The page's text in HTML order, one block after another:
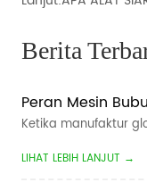
Berita
Peran Mesin
Cerdas
Ketika manufaktur
yang lebih fleksibel,
LIHAT LEBIH LANJUT →